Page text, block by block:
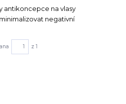
antikoncepce na vlasy
negativní
z 1